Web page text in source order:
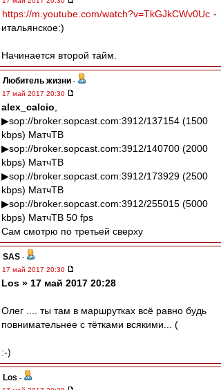
https://m.youtube.com/watch?v=TkGJkCWv0Uc -
итальянское:)
Начинается второй тайм.
Любитель жизни -
17 май 2017 20:30
alex_calcio
▶sop://broker.sopcast.com:3912/137154 (1500
kbps) МатчТВ
▶sop://broker.sopcast.com:3912/140700 (2000
kbps) МатчТВ
▶sop://broker.sopcast.com:3912/173929 (2500
kbps) МатчТВ
▶sop://broker.sopcast.com:3912/255015 (5000
kbps) МатчТВ 50 fps
Сам смотрю по третьей сверху
SAS -
17 май 2017 20:30
Los » 17 май 2017 20:28
Олег .... ты там в маршрутках всё равно будь
повнимательнее с тётками всякими... (
:-)
Los -